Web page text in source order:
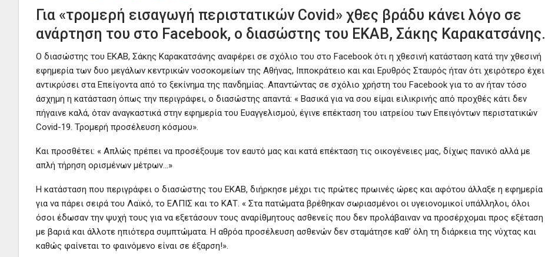
Για «τρομερή εισαγωγή περιστατικών Covid» χθες βράδυ κάνει λόγο σε
ανάρτηση του στο Facebook, ο διασώστης του ΕΚΑΒ, Σάκης Καρακατσάνης.
Ο διασώστης του ΕΚΑΒ, Σάκης Καρακατσάνης αναφέρει σε σχόλιο του στο Facebook ότι η χθεσινή κατάσταση κατά την χθεσινή
εφημερία των δυο μεγάλων κεντρικών νοσοκομείων της Αθήνας, Ιπποκράτειο και και Ερυθρός Σταυρός ήταν ότι χειρότερο έχει
αντικρύσει στα Επείγοντα από το ξεκίνημα της πανδημίας. Απαντώντας σε σχόλιο χρήστη του Facebook για το αν ήταν τόσο
άσχημη η κατάσταση όπως την περιγράφει, ο διασώστης απαντά: « Βασικά για να σου είμαι ειλικρινής από προχθές κάτι δεν
πήγαινε καλά, όταν αναγκαστικά στην εφημερία του Ευαγγελισμού, έγινε επέκταση του ιατρείου των Επειγόντων περιστατικών
Covid-19. Τρομερή προσέλευση κόσμου».
Και προσθέτει: « Απλώς πρέπει να προσέξουμε τον εαυτό μας και κατά επέκταση τις οικογένειες μας, δίχως πανικό αλλά με
απλή τήρηση ορισμένων μέτρων…»
Η κατάσταση που περιγράφει ο διασώστης του ΕΚΑΒ, διήρκησε μέχρι τις πρώτες πρωινές ώρες και αφότου άλλαξε η εφημερία
για να πάρει σειρά του Λαϊκό, το ΕΛΠΙΣ και το ΚΑΤ. « Στα πατώματα βρέθηκαν σωριασμένοι οι υγειονομικοί υπάλληλοι, όλοι
όσοι έδωσαν την ψυχή τους για να εξετάσουν τους αναρίθμητους ασθενείς που δεν προλάβαιναν να προσέρχομαι προς εξέταση
με βαριά και άλλοτε ηπιότερα συμπτώματα. Η αθρόα προσέλευση ασθενών δεν σταμάτησε καθ’ όλη τη διάρκεια της νύχτας και
καθώς φαίνεται το φαινόμενο είναι σε έξαρση!».